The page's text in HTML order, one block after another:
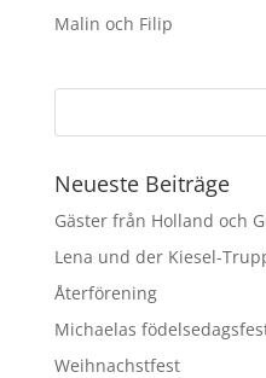
Malin och Filip
Neueste Beiträge
Gäster från Holland och
Lena und der Kiesel-
Återförening
Michaelas
Weihnachstfest